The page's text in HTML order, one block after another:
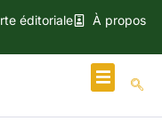
éditoriale
À propos